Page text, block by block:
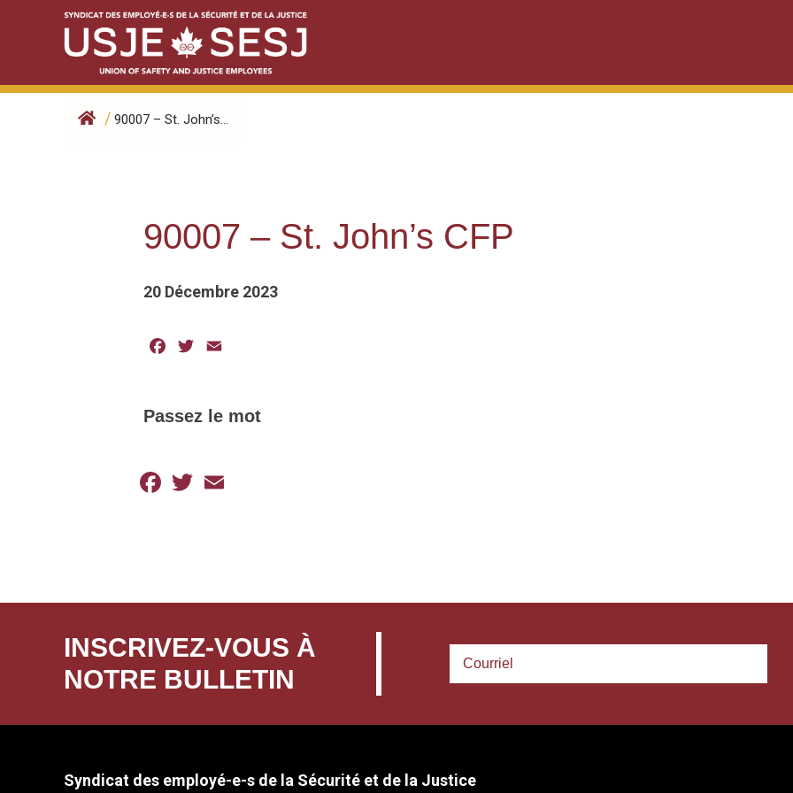
/ 90007 – St. John’s...
90007 – St. John’s CFP
20 Décembre 2023
Facebook
Twitter
Passez le mot
Facebook
Twitter
INSCRIVEZ-VOUS À
NOTRE BULLETIN
Syndicat des employé-e-s de la Sécurité et de la Justice